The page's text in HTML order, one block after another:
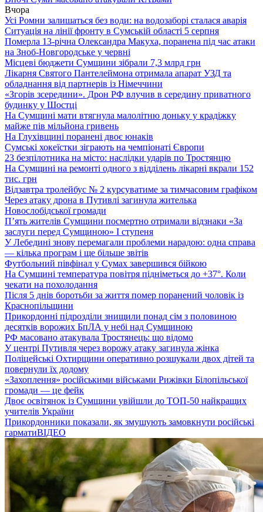
Вчора
Усі Ромни залишаться без води: на водозаборі сталася аварія
Ситуація на лінії фронту в Сумській області 5 серпня
Померла 13-річна Олександра Макуха, поранена під час атаки
на Зноб-Новгородське у червні
Місцеві бюджети Сумщини зібрали 7,3 млрд грн
Лікарня Святого Пантелеймона отримала апарат УЗД та
обладнання від партнерів із Німеччини
«Згорів зсередини». Дрон РФ влучив в середину приватного
будинку у Шостці
На Сумщині мати втягнула малолітню доньку у крадіжку
майже пів мільйона гривень
На Глухівщині поранені двоє юнаків
Сумські хокеїстки зіграють на чемпіонаті Європи
23 безпілотника на місто: наслідки ударів по Тростянцю
На Сумщині на ремонті одного з відділень лікарні вкрали 152
тис. грн
Відзавтра тролейбус № 2 курсуватиме за тимчасовим графіком
Через атаку дрона в Путивлі загинула жителька
Новослобідської громади
П’ять жителів Сумщини посмертно отримали відзнаки «За
заслуги перед Сумщиною» І ступеня
У Лебедині знову перемагали проблеми нарадою: одна справа
— кілька програм і ще більше звітів
Футбольний півфінал у Сумах завершився бійкою
На Сумщині температура повітря підніметься до +37°. Коли
чекати на похолодання
Після 5 днів боротьби за життя помер поранений чоловік із
Краснопільщини
Прикордонні підрозділи знищили понад сім з половиною
десятків ворожих БпЛА у небі над Сумщиною
РФ масовано атакувала Тростянець: що відомо
У центрі Путивля через ворожу атаку загинула жінка
Поліцейські Охтирщини оперативно розшукали двох дітей та
повернули їх додому
«Захоплення» російськими військами Рижівки Білопільської
громади — це фейк
Двоє освітянок із Сумщини увійшли до ТОП-50 найкращих
учителів України
Прикордонники показали, як змушують замовкнути російські
гарматиВІДЕО